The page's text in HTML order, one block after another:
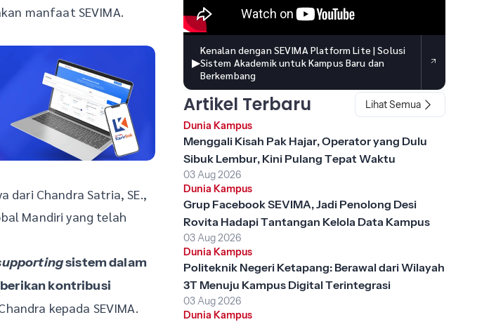
manfaat SEVIMA.
dari Chandra Satria, SE.,
Mandiri yang telah
sistem dalam
kontribusi
kepada SEVIMA.
▶
Kenalan dengan SEVIMA Platform Lite | Solusi
Sistem Akademik untuk Kampus Baru dan
Berkembang
Artikel Terbaru
Lihat Semua
Dunia Kampus
Menggali Kisah Pak Hajar, Operator yang Dulu
Sibuk Lembur, Kini Pulang Tepat Waktu
03 Aug 2026
Dunia Kampus
Grup Facebook SEVIMA, Jadi Penolong Desi
Rovita Hadapi Tantangan Kelola Data Kampus
03 Aug 2026
Dunia Kampus
Politeknik Negeri Ketapang: Berawal dari Wilayah
3T Menuju Kampus Digital Terintegrasi
03 Aug 2026
Dunia Kampus